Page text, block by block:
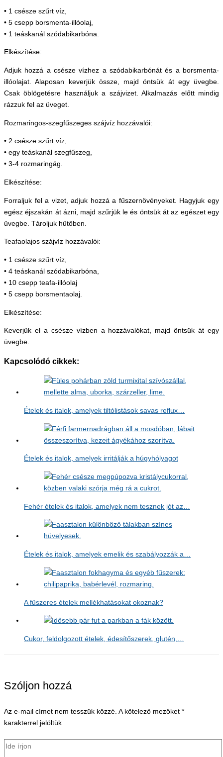
• 1 csésze szűrt víz,
• 5 csepp borsmenta-illóolaj,
• 1 teáskanál szódabikarbóna.
Elkészítése:
Adjuk hozzá a csésze vízhez a szódabikarbónát és a borsmenta-
illóolajat. Alaposan keverjük össze, majd öntsük át egy üvegbe.
Csak öblögetésre használjuk a szájvizet. Alkalmazás előtt mindig
rázzuk fel az üveget.
Rozmaringos-szegfűszeges szájvíz hozzávalói:
• 2 csésze szűrt víz,
• egy teáskanál szegfűszeg,
• 3-4 rozmaringág.
Elkészítése:
Forraljuk fel a vizet, adjuk hozzá a fűszernövényeket. Hagyjuk egy
egész éjszakán át ázni, majd szűrjük le és öntsük át az egészet egy
üvegbe. Tároljuk hűtőben.
Teafaolajos szájvíz hozzávalói:
• 1 csésze szűrt víz,
• 4 teáskanál szódabikarbóna,
• 10 csepp teafa-illóolaj
• 5 csepp borsmentaolaj.
Elkészítése:
Keverjük el a csésze vízben a hozzávalókat, majd öntsük át egy
üvegbe.
Kapcsolódó cikkek:
Ételek és italok, amelyek tiltólistások savas reflux…
Ételek és italok, amelyek irritálják a húgyhólyagot
Fehér ételek és italok, amelyek nem tesznek jót az…
Ételek és italok, amelyek emelik és szabályozzák a…
A fűszeres ételek mellékhatásokat okoznak?
Cukor, feldolgozott ételek, édesítőszerek, glutén,…
Szóljon hozzá
Az e-mail címet nem tesszük közzé. A kötelező mezőket *
karakterrel jelöltük
Ide